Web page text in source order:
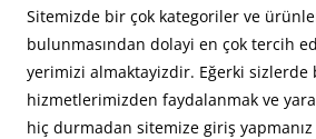
Sitemizde bir çok kategoriler ve
bulunmasından dolayi en çok tercih
yerimizi almaktayizdir. Eğerki sizlerde
hizmetlerimizden faydalanmak ve
hiç durmadan sitemize giriş